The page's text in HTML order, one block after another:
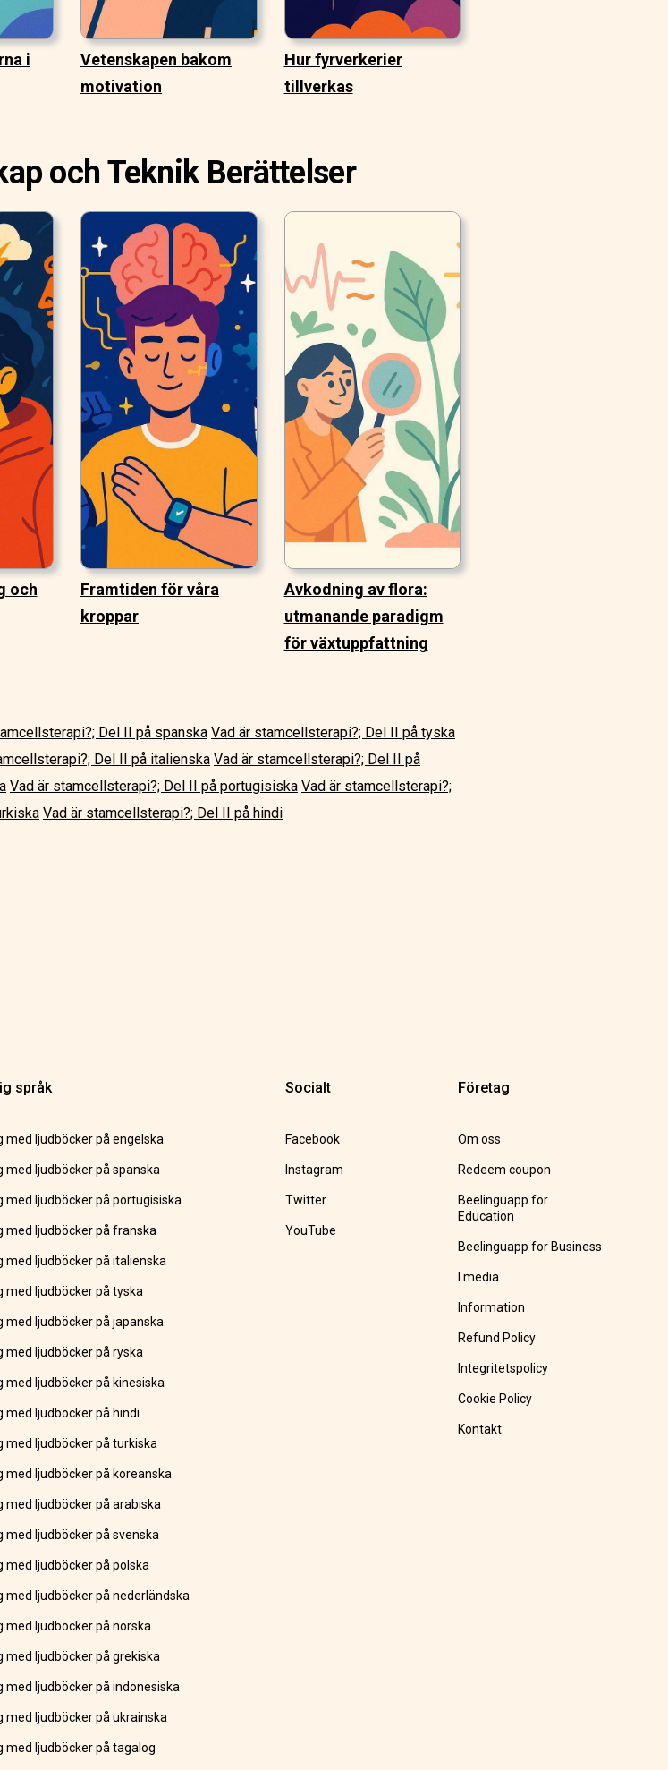
i
Vetenskapen bakom
motivation
Hur fyrverkerier
tillverkas
och Teknik Berättelser
och
Framtiden för våra
kroppar
Avkodning av flora:
utmanande paradigm
för växtuppfattning
Del II på spanska Vad är stamcellsterapi?; Del II på tyska
Del II på italienska Vad är stamcellsterapi?; Del II på
Vad är stamcellsterapi?; Del II på portugisiska Vad är stamcellsterapi?;
Vad är stamcellsterapi?; Del II på hindi
språk
med ljudböcker på engelska
med ljudböcker på spanska
med ljudböcker på portugisiska
med ljudböcker på franska
med ljudböcker på italienska
med ljudböcker på tyska
med ljudböcker på japanska
med ljudböcker på ryska
med ljudböcker på kinesiska
med ljudböcker på hindi
med ljudböcker på turkiska
med ljudböcker på koreanska
med ljudböcker på arabiska
med ljudböcker på svenska
med ljudböcker på polska
med ljudböcker på nederländska
med ljudböcker på norska
med ljudböcker på grekiska
med ljudböcker på indonesiska
med ljudböcker på ukrainska
med ljudböcker på tagalog
Socialt
Facebook
Instagram
Twitter
YouTube
Företag
Om oss
Redeem coupon
Beelinguapp for
Education
Beelinguapp for Business
I media
Information
Refund Policy
Integritetspolicy
Cookie Policy
Kontakt